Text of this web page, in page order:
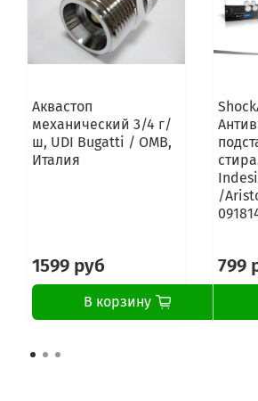
Аквастоп
механический 3/4 г/
ш, UDI Bugatti / OMB,
Италия
1599 руб
В корзину
/
799